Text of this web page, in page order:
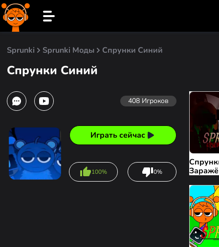
Sprunki Sprunki Моды Спрунки Синий
Спрунки Синий
408 Игроков
Играть сейчас
100% 0%